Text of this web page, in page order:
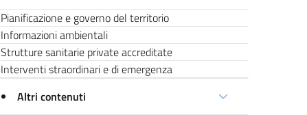
Pianificazione e governo del territorio
Informazioni ambientali
Strutture sanitarie private accreditate
Interventi straordinari e di emergenza
Altri contenuti